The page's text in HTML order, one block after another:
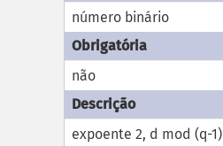
número binário
não
expoente 2, d mod (q-1)